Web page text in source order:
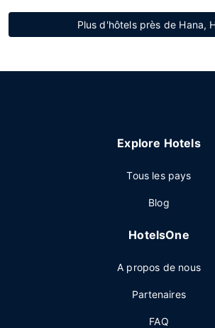
Plus d'hôtels près de Hana,
Explore Hotels
Tous les pays
Blog
HotelsOne
A propos de nous
Partenaires
FAQ